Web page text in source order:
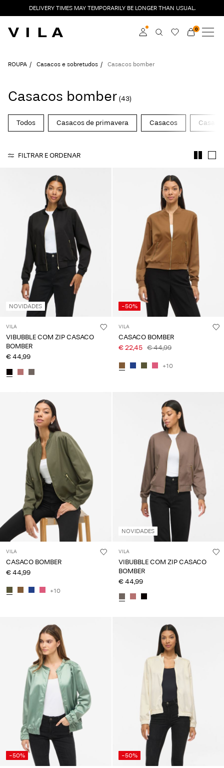
DELIVERY TIMES MAY TEMPORARILY BE LONGER THAN USUAL.
Aceder
VILA Club
0
NOVIDADES
ROUPA
ROUGE EDIT
questions?
About
Portugal
português
ROUPA Casacos e sobretudos Casacos bomber
Casacos bomber (43)
Todos Casacos de primavera Casacos
FILTRAR E ORDENAR
NOVIDADES
VILA
VIBUBBLE COM ZIP CASACO
BOMBER
€ 44,99
-50%
VILA
CASACO BOMBER
€ 22,45 € 44,99
+10
VILA
CASACO BOMBER
€ 44,99
+10
NOVIDADES
VILA
VIBUBBLE COM ZIP CASACO
BOMBER
€ 44,99
-50% -50%